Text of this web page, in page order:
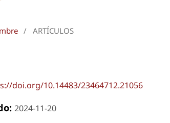
/ ARTÍCULOS
doi.org/10.14483/23464712.21056
2024-11-20